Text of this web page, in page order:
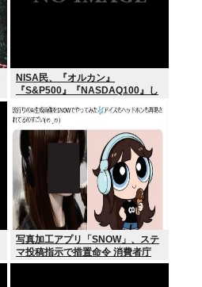
NISA民、『オルカン』
『S&P500』『NASDAQ100』し
写真加工アプリ「SNOW」、ステ
マ投稿指示で措置命令 消費者庁